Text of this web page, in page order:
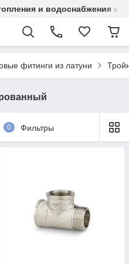
и водоснабжения в
фитинги из латуни
0 Фильтры